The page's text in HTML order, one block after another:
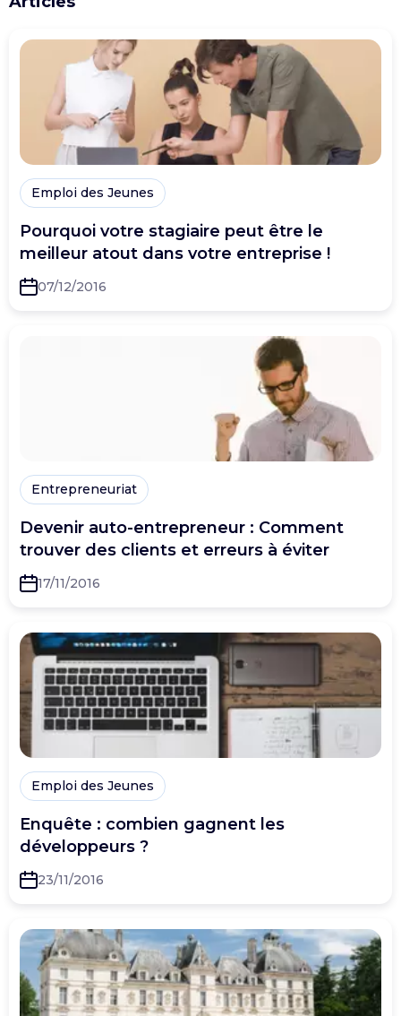
Emploi des Jeunes
Pourquoi votre stagiaire peut être le
meilleur atout dans votre entreprise !
07/12/2016
Entrepreneuriat
Devenir auto-entrepreneur : Comment
trouver des clients et erreurs à éviter
17/11/2016
Emploi des Jeunes
Enquête : combien gagnent les
développeurs ?
23/11/2016